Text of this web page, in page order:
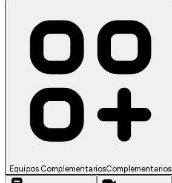
Equipos ComplementariosComplementarios